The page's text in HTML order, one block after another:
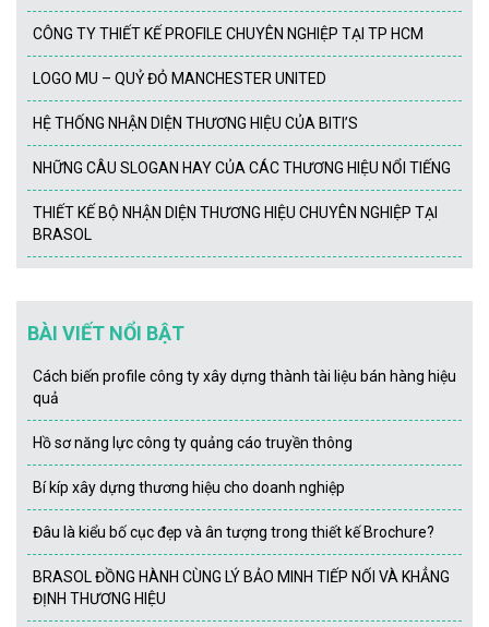
CÔNG TY THIẾT KẾ PROFILE CHUYÊN NGHIỆP TẠI TP HCM
LOGO MU – QUỶ ĐỎ MANCHESTER UNITED
HỆ THỐNG NHẬN DIỆN THƯƠNG HIỆU CỦA BITI’S
NHỮNG CÂU SLOGAN HAY CỦA CÁC THƯƠNG HIỆU NỔI TIẾNG
THIẾT KẾ BỘ NHẬN DIỆN THƯƠNG HIỆU CHUYÊN NGHIỆP TẠI
BRASOL
BÀI VIẾT NỔI BẬT
Cách biến profile công ty xây dựng thành tài liệu bán hàng hiệu
quả
Hồ sơ năng lực công ty quảng cáo truyền thông
Bí kíp xây dựng thương hiệu cho doanh nghiệp
Đâu là kiểu bố cục đẹp và ân tượng trong thiết kế Brochure?
BRASOL ĐỒNG HÀNH CÙNG LÝ BẢO MINH TIẾP NỐI VÀ KHẲNG
ĐỊNH THƯƠNG HIỆU